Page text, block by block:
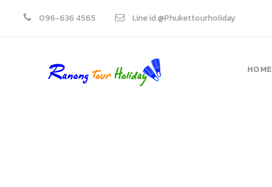
096-636 4565 Line id @Phukettourholiday
HOME